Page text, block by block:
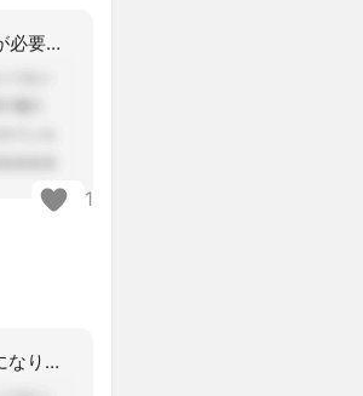
ご意見ありがとうございます。やはり当地保険者への確認が必要でしょうか？
1
個人的には事業所番号が変わる、場所も変わるという時点で気になりますが、事業所変更